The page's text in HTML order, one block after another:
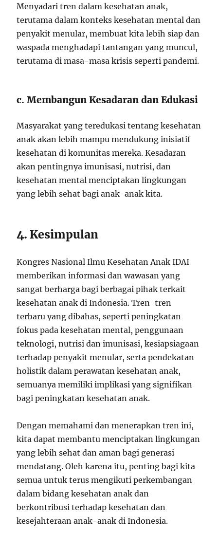
Menyadari tren dalam kesehatan anak,
terutama dalam konteks kesehatan mental dan
penyakit menular, membuat kita lebih siap dan
waspada menghadapi tantangan yang muncul,
terutama di masa-masa krisis seperti pandemi.
c. Membangun Kesadaran dan Edukasi
Masyarakat yang teredukasi tentang kesehatan
anak akan lebih mampu mendukung inisiatif
kesehatan di komunitas mereka. Kesadaran
akan pentingnya imunisasi, nutrisi, dan
kesehatan mental menciptakan lingkungan
yang lebih sehat bagi anak-anak kita.
4. Kesimpulan
Kongres Nasional Ilmu Kesehatan Anak IDAI
memberikan informasi dan wawasan yang
sangat berharga bagi berbagai pihak terkait
kesehatan anak di Indonesia. Tren-tren
terbaru yang dibahas, seperti peningkatan
fokus pada kesehatan mental, penggunaan
teknologi, nutrisi dan imunisasi, kesiapsiagaan
terhadap penyakit menular, serta pendekatan
holistik dalam perawatan kesehatan anak,
semuanya memiliki implikasi yang signifikan
bagi peningkatan kesehatan anak.
Dengan memahami dan menerapkan tren ini,
kita dapat membantu menciptakan lingkungan
yang lebih sehat dan aman bagi generasi
mendatang. Oleh karena itu, penting bagi kita
semua untuk terus mengikuti perkembangan
dalam bidang kesehatan anak dan
berkontribusi terhadap kesehatan dan
kesejahteraan anak-anak di Indonesia.